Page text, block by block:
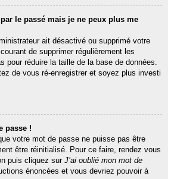
le passé mais je ne peux plus me
ait désactivé ou supprimé votre
de supprimer régulièrement les
pour réduire la taille de la base de données.
de vous ré-enregistrer et soyez plus investi
passe !
votre mot de passe ne puisse pas être
être réinitialisé. Pour ce faire, rendez vous
puis cliquez sur J’ai oublié mon mot de
énoncées et vous devriez pouvoir à